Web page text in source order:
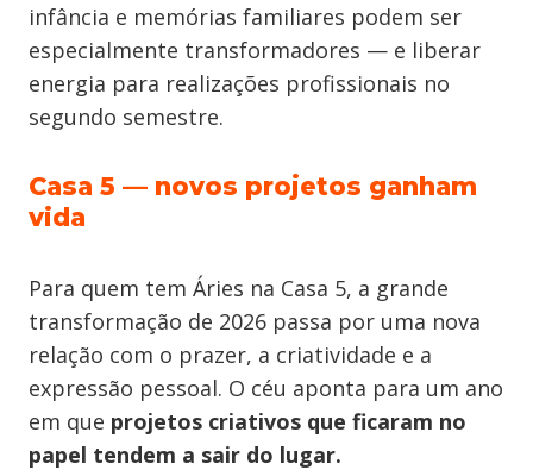
infância e memórias familiares podem ser
especialmente transformadores — e liberar
energia para realizações profissionais no
segundo semestre.
Casa 5 — novos projetos ganham
vida
Para quem tem Áries na Casa 5, a grande
transformação de 2026 passa por uma nova
relação com o prazer, a criatividade e a
expressão pessoal. O céu aponta para um ano
em que projetos criativos que ficaram no
papel tendem a sair do lugar.